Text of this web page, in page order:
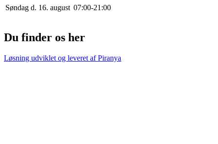
Søndag d. 16. august 07:00-21 :00
Du finder os her
Løsning udviklet og leveret afPiranya